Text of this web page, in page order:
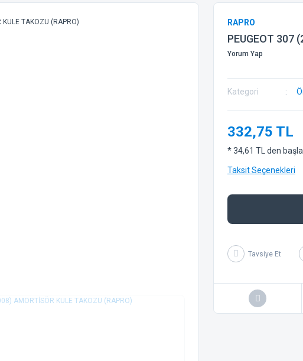
RAPRO
PEUGEOT 307
Yorum Yap
Kategori
332,75 TL
* 34,61 TL den
Taksit Seçenekleri
Tavsiye Et